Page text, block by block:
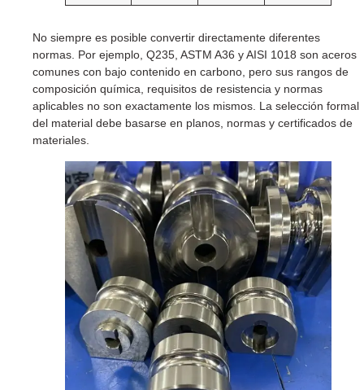
No siempre es posible convertir directamente diferentes
normas. Por ejemplo, Q235, ASTM A36 y AISI 1018 son aceros
comunes con bajo contenido en carbono, pero sus rangos de
composición química, requisitos de resistencia y normas
aplicables no son exactamente los mismos. La selección formal
del material debe basarse en planos, normas y certificados de
materiales.